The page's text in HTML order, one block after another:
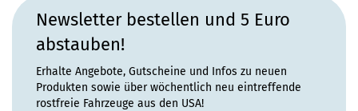
Newsletter bestellen und 5 Euro
abstauben!
Erhalte Angebote, Gutscheine und Infos zu neuen
Produkten sowie über wöchentlich neu eintreffende
rostfreie Fahrzeuge aus den USA!